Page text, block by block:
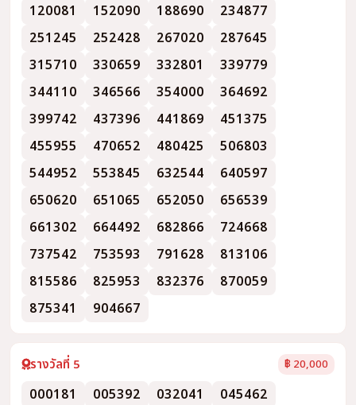
120081
152090 188690
234877
251245
252428 267020
287645
315710
330659 332801
339779
344110
346566 354000
364692
399742
437396 441869
451375
455955
470652 480425
506803
544952
553845 632544
640597
650620
651065 652050
656539
661302
664492 682866
724668
737542
753593 791628
813106
815586
825953 832376
870059
875341
904667
รางวัลที่ 5 ฿ 20,000
000181 005392 032041
045462